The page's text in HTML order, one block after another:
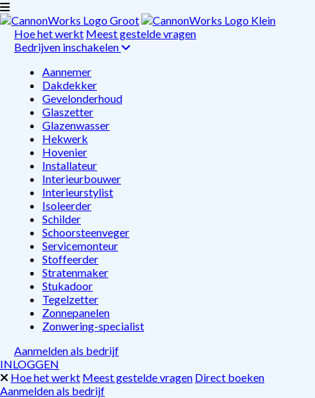
Hoe het werkt Meest gestelde vragen
Bedrijven inschakelen
Aannemer
Dakdekker
Gevelonderhoud
Glaszetter
Glazenwasser
Hekwerk
Hovenier
Installateur
Interieurbouwer
Interieurstylist
Isoleerder
Schilder
Schoorsteenveger
Servicemonteur
Stoffeerder
Stratenmaker
Stukadoor
Tegelzetter
Zonnepanelen
Zonwering-specialist
Aanmelden als bedrijf
INLOGGEN
Hoe het werkt Meest gestelde vragen Direct boeken
Aanmelden als bedrijf